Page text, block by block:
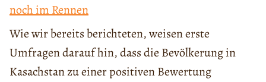
noch im Rennen
Wie wir bereits berichteten, weisen erste
Umfragen darauf hin, dass die Bevölkerung in
Kasachstan zu einer positiven Bewertung